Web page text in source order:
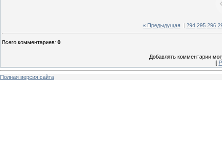
« Предыдущая 294 295 296
Всего комментариев: 0
Добавлять комментарии
[
Полная версия сайта